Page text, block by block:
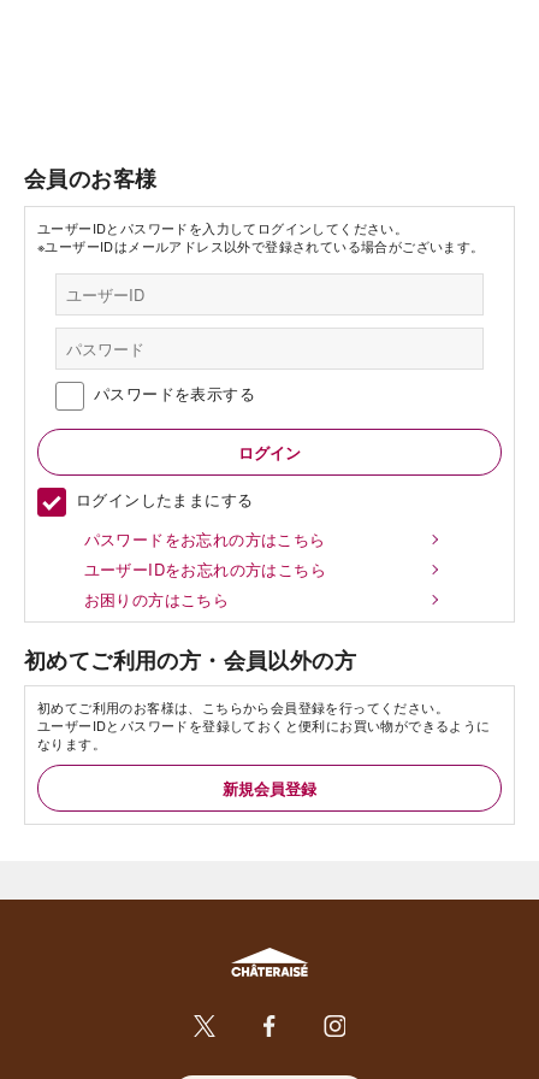
会員のお客様
ユーザーIDとパスワードを入力してログインしてください。
※ユーザーIDはメールアドレス以外で登録されている場合がございます。
パスワードを表示する
ログインしたままにする
パスワードをお忘れの方はこちら
ユーザーIDをお忘れの方はこちら
お困りの方はこちら
初めてご利用の方・会員以外の方
初めてご利用のお客様は、こちらから会員登録を行ってください。
ユーザーIDとパスワードを登録しておくと便利にお買い物ができるように
なります。